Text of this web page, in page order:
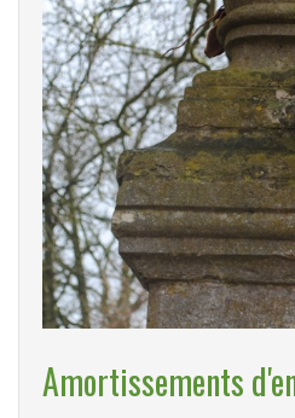
Amortissements